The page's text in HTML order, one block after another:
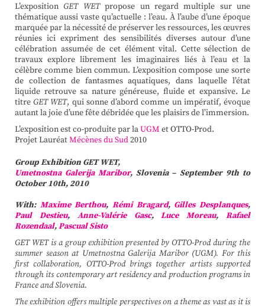
L’expositionGET WETpropose un regard multiple sur une
thématique aussi vaste qu’actuelle : l’eau. À l’aube d’une époque
marquée par la nécessité de préserver les ressources, les œuvres
réunies ici expriment des sensibilités diverses autour d’une
célébration assumée de cet élément vital. Cette sélection de
travaux explore librement les imaginaires liés à l’eau et la
célèbre comme bien commun. L’exposition compose une sorte
de collection de fantasmes aquatiques, dans laquelle l’état
liquide retrouve sa nature généreuse, fluide et expansive. Le
titreGET WET, qui sonne d’abord comme un impératif, évoque
autant la joie d’une fête débridée que les plaisirs de l’immersion.
L’exposition est co-produite par laUGM et OTTO-Prod.
Projet LauréatMécènes du Sud2010
Group Exhibition GET WET,
Umetnostna Galerija Maribor, Slovenia – September 9th to
October 10th, 2010
With: Maxime Berthou,Rémi Bragard, Gilles Desplanques,
Paul Destieu, Anne-Valérie Gasc,Luce Moreau,Rafael
Rozendaal,Pascual Sisto
GET WET is a group exhibition presented by OTTO-Prod during the
summer season at Umetnostna Galerija Maribor (UGM). For this
first collaboration, OTTO-Prod brings together artists supported
through its contemporary art residency and production programs in
France and Slovenia.
The exhibition offers multiple perspectives on a theme as vast as it is